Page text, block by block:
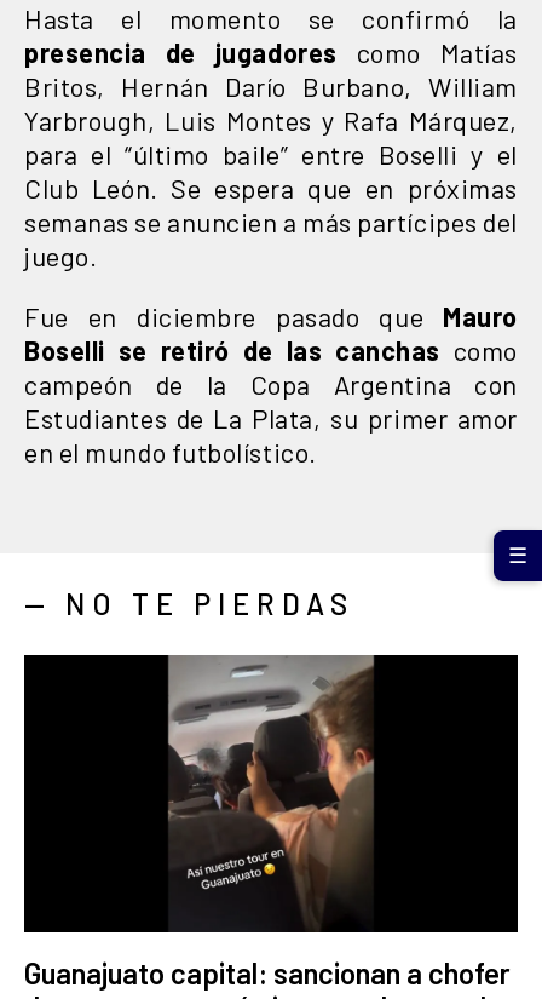
Hasta el momento se confirmó la
presencia de jugadores como Matías
Britos, Hernán Darío Burbano, William
Yarbrough, Luis Montes y Rafa Márquez,
para el “último baile” entre Boselli y el
Club León. Se espera que en próximas
semanas se anuncien a más partícipes del
juego.
Fue en diciembre pasado que Mauro
Boselli se retiró de las canchas como
campeón de la Copa Argentina con
Estudiantes de La Plata, su primer amor
en el mundo futbolístico.
— NO TE PIERDAS
Guanajuato capital: sancionan a chofer
☰